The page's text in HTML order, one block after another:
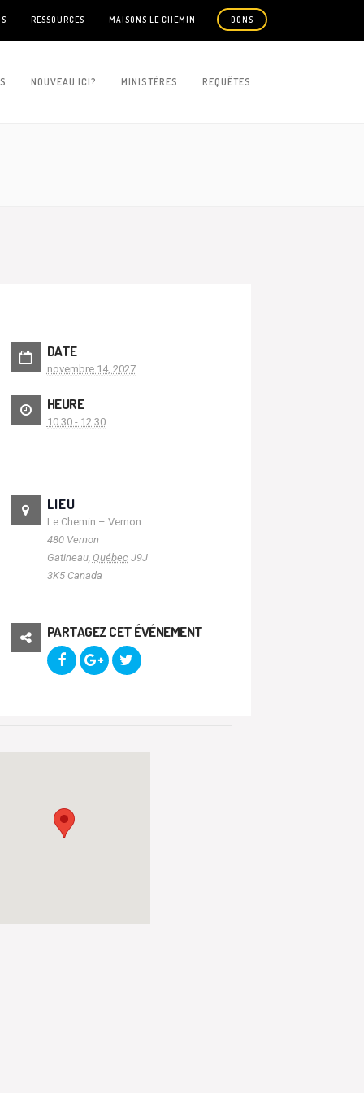
RESSOURCES MAISONS LE CHEMIN DONS
NOUVEAU ICI? MINISTÈRES REQUÊTES
DATE
novembre 14, 2027
HEURE
10:30 - 12:30
LIEU
Le Chemin – Vernon
480 Vernon
Gatineau, Québec J9J
3K5 Canada
PARTAGEZ CET ÉVÉNEMENT